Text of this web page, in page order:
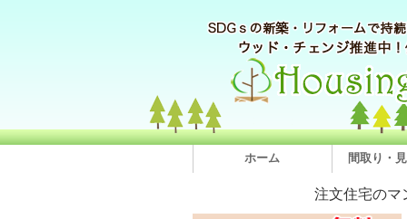
ホーム 間取り・
注文住宅のマ